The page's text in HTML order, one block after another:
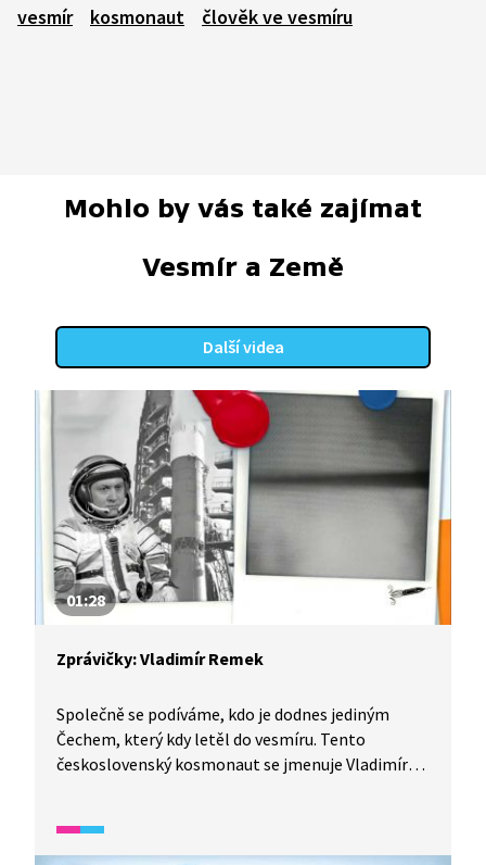
vesmír
kosmonaut člověk ve vesmíru
Mohlo by vás také zajímat
Vesmír a Země
Další videa
01:28
Zprávičky: Vladimír Remek
Společně se podíváme, kdo je dodnes jediným
Čechem, který kdy letěl do vesmíru. Tento
československý kosmonaut se jmenuje Vladimír
Ve vesmíru strávil celkem 190 hodin.